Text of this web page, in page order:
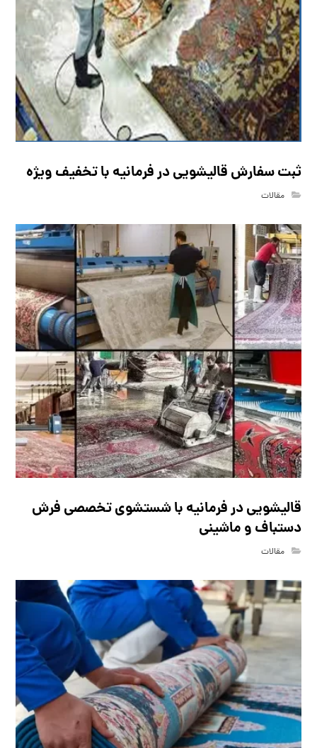
ثبت سفارش قالیشویی در فرمانیه با تخفیف ویژه
مقالات
قالیشویی در فرمانیه با شستشوی تخصصی فرش
دستباف و ماشینی
مقالات